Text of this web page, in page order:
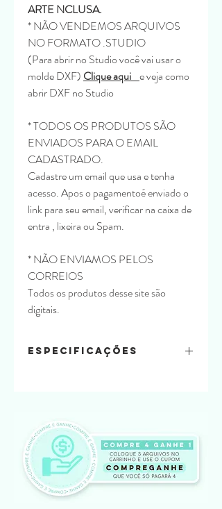
ARTE NCLUSA.
* NÃO VENDEMOS ARQUIVOS
NO FORMATO .STUDIO
(Para abrir no Studio você vai usar o
molde DXF) Clique aqui e veja como
abrir DXF no Studio
* TODOS OS PRODUTOS SÃO
ENVIADOS PARA O EMAIL
CADASTRADO.
Cadastre um email que usa e tenha
acesso. Apos o pagamentoé enviado o
link para seu email, verificar na caixa de
entra , lixeira ou Spam.
* NÃO ENVIAMOS PELOS
CORREIOS
Todos os produtos desse site são
digitais.
Especificações
offset 240
Tamanho